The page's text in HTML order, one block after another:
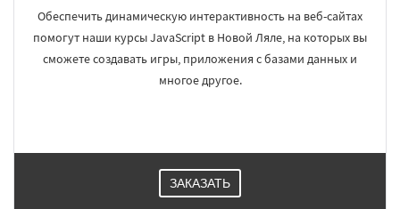
регионам
Новоуральск Первоуральск Полевской
Североуральск Серов
Обеспечить динамическую интерактивность на веб-сайтах
помогут наши курсы JavaScript в Новой Ляле, на которых вы
сможете создавать игры, приложения с базами данных и
многое другое.
ЗАКАЗАТЬ